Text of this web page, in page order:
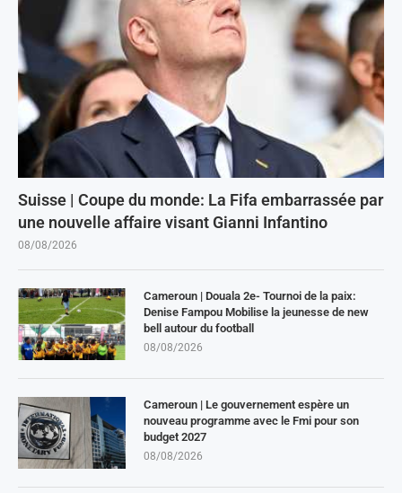
Suisse | Coupe du monde: La Fifa embarrassée par
une nouvelle affaire visant Gianni Infantino
08/08/2026
Cameroun | Douala 2e- Tournoi de la paix:
Denise Fampou Mobilise la jeunesse de new
bell autour du football
08/08/2026
Cameroun | Le gouvernement espère un
nouveau programme avec le Fmi pour son
budget 2027
08/08/2026